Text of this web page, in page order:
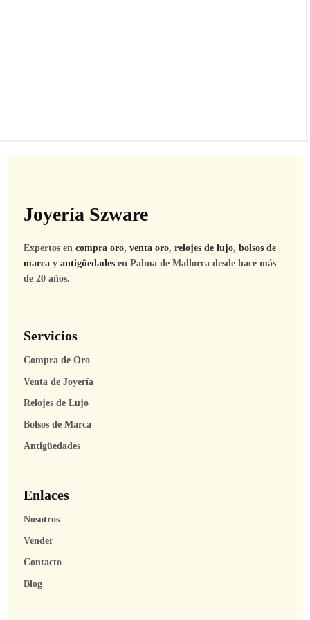
Joyería Szware
Expertos en compra oro, venta oro, relojes de lujo, bolsos de
marca y antigüedades en Palma de Mallorca desde hace más
de 20 años.
Servicios
Compra de Oro
Venta de Joyería
Relojes de Lujo
Bolsos de Marca
Antigüedades
Enlaces
Nosotros
Vender
Contacto
Blog